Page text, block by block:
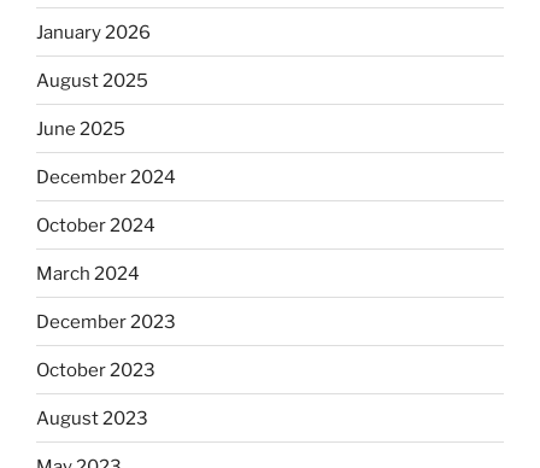
January 2026
August 2025
June 2025
December 2024
October 2024
March 2024
December 2023
October 2023
August 2023